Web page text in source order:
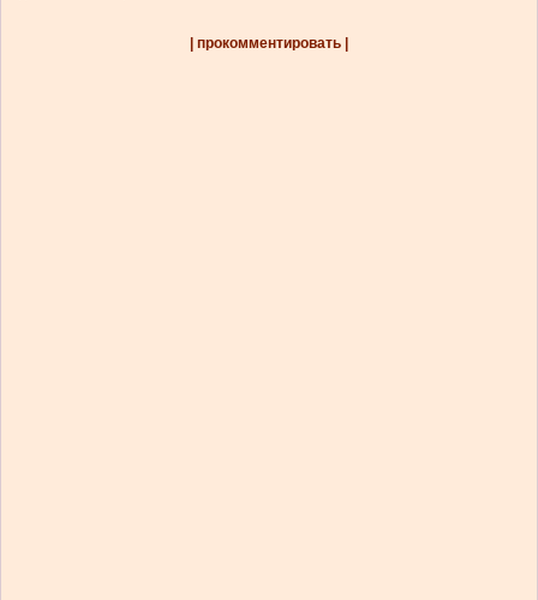
| прокомментировать |